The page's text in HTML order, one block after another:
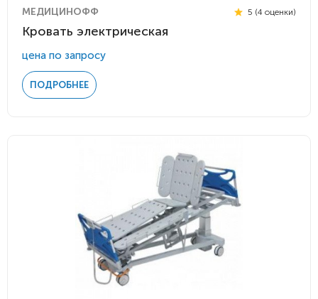
МЕДИЦИНОФФ 5 (4 оценки)
Кровать электрическая
цена по запросу
ПОДРОБНЕЕ